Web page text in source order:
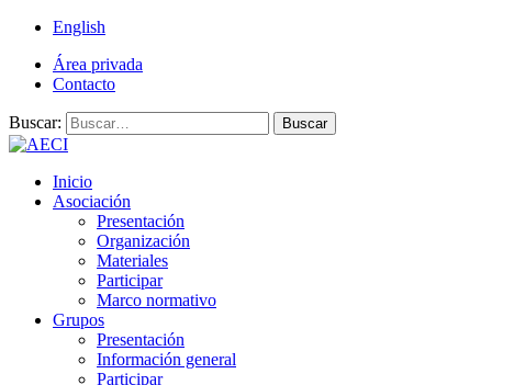
English
Área privada
Contacto
Buscar: Buscar
Inicio
Asociación
Presentación
Organización
Materiales
Participar
Marco normativo
Grupos
Presentación
Información general
Participar